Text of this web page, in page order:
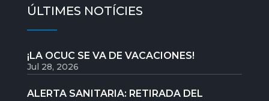
ÚLTIMES NOTÍCIES
¡LA OCUC SE VA DE VACACIONES!
Jul 28, 2026
ALERTA SANITARIA: RETIRADA DEL